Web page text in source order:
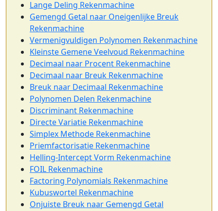
Lange Deling Rekenmachine
Gemengd Getal naar Oneigenlijke Breuk
Rekenmachine
Vermenigvuldigen Polynomen Rekenmachine
Kleinste Gemene Veelvoud Rekenmachine
Decimaal naar Procent Rekenmachine
Decimaal naar Breuk Rekenmachine
Breuk naar Decimaal Rekenmachine
Polynomen Delen Rekenmachine
Discriminant Rekenmachine
Directe Variatie Rekenmachine
Simplex Methode Rekenmachine
Priemfactorisatie Rekenmachine
Helling-Intercept Vorm Rekenmachine
FOIL Rekenmachine
Factoring Polynomials Rekenmachine
Kubuswortel Rekenmachine
Onjuiste Breuk naar Gemengd Getal